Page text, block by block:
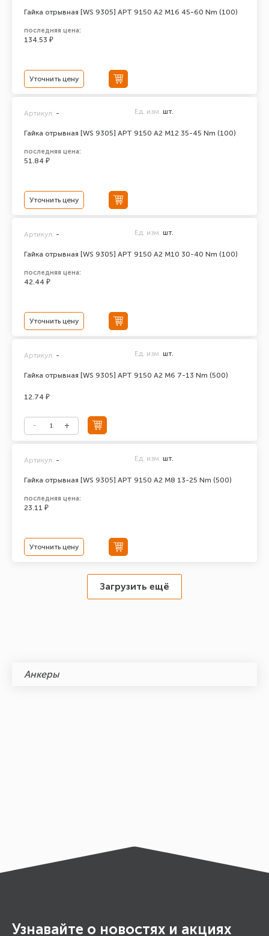
Гайка отрывная [WS 9305] АРТ 9150 А2 M16 45-60 Nm (100)
последняя цена:
134.53 ₽
Уточнить цену
Гайка отрывная [WS 9305] АРТ 9150 А2 M12 35-45 Nm (100)
Артикул: - Ед. изм. шт.
последняя цена:
51.84 ₽
Уточнить цену
Гайка отрывная [WS 9305] АРТ 9150 А2 M10 30-40 Nm (100)
Артикул: - Ед. изм. шт.
последняя цена:
42.44 ₽
Уточнить цену
Гайка отрывная [WS 9305] АРТ 9150 А2 M6 7-13 Nm (500)
Артикул: - Ед. изм. шт.
12.74 ₽
Гайка отрывная [WS 9305] АРТ 9150 А2 M8 13-25 Nm (500)
Артикул: - Ед. изм. шт.
последняя цена:
23.11 ₽
Уточнить цену
Загрузить ещё
Анкеры
Узнавайте о новостях и акциях